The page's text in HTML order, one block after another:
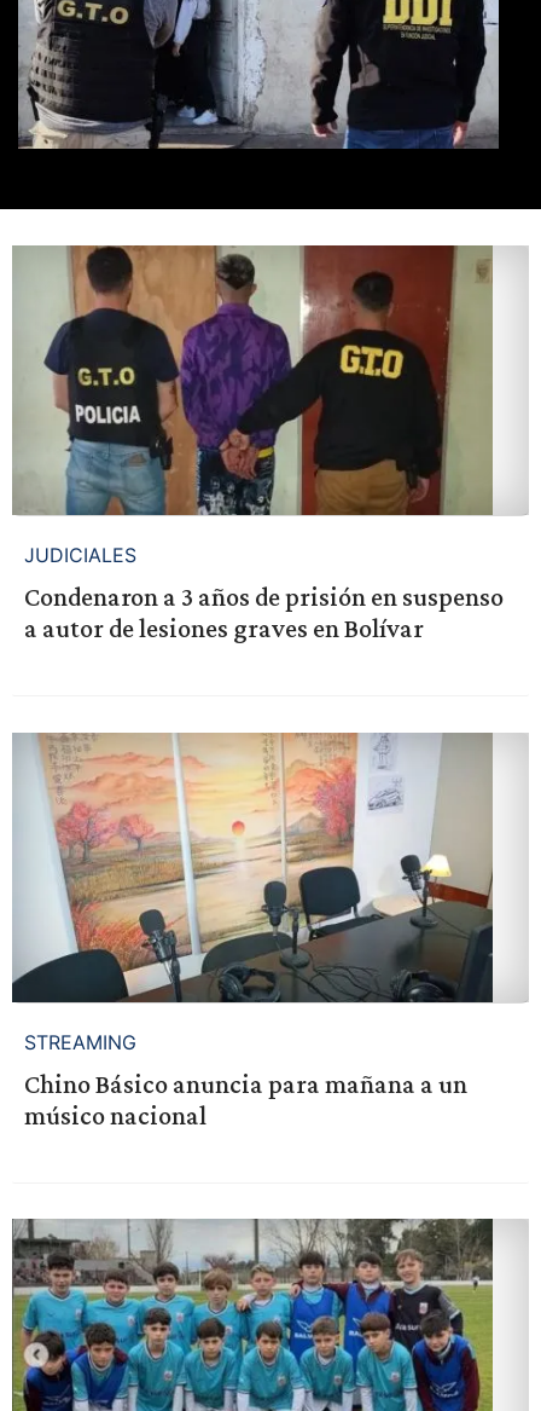
JUDICIALES
Condenaron a 3 años de prisión en suspenso
a autor de lesiones graves en Bolívar
STREAMING
Chino Básico anuncia para mañana a un
músico nacional